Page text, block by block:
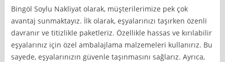
Bingöl Soylu Nakliyat olarak, müşterilerimize pek çok
avantaj sunmaktayız. İlk olarak, eşyalarınızı taşırken özenli
davranır ve titizlikle paketleriz. Özellikle hassas ve kırılabilir
eşyalarınız için özel ambalajlama malzemeleri kullanırız. Bu
sayede, eşyalarınızın güvenle taşınmasını sağlarız. Ayrıca,